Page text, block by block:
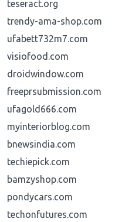
teseract.org
trendy-ama-shop.com
ufabett732m7.com
visiofood.com
droidwindow.com
freeprsubmission.com
ufagold666.com
myinteriorblog.com
bnewsindia.com
techiepick.com
bamzyshop.com
pondycars.com
techonfutures.com